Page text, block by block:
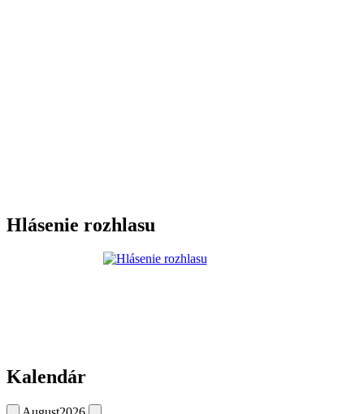
Hlásenie rozhlasu
Kalendár